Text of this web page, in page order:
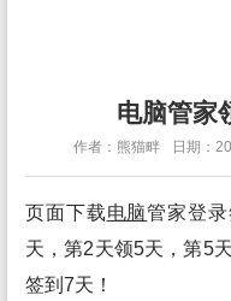
电脑管家
作者：熊猫畔 日期：
页面下载电脑管家登
天，第2天领5天，第5
签到7天！